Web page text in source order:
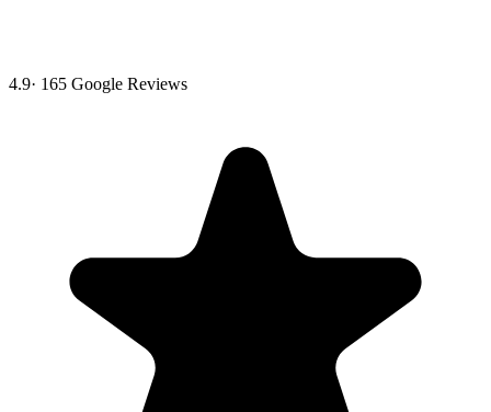
4.9· 165 Google Reviews